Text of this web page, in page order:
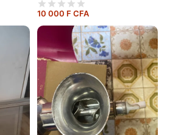
10 000 F CFA